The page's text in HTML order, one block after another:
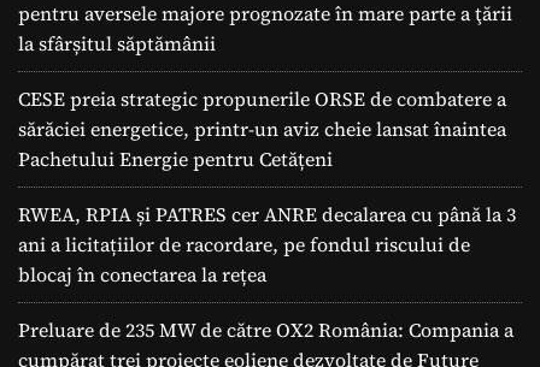
pentru aversele majore prognozate în mare parte a ţării
la sfârșitul săptămânii
CESE preia strategic propunerile ORSE de combatere a
sărăciei energetice, printr-un aviz cheie lansat înaintea
Pachetului Energie pentru Cetățeni
RWEA, RPIA și PATRES cer ANRE decalarea cu până la 3
ani a licitațiilor de racordare, pe fondul riscului de
blocaj în conectarea la rețea
Preluare de 235 MW de către OX2 România: Compania a
cumpărat trei proiecte eoliene dezvoltate de Future